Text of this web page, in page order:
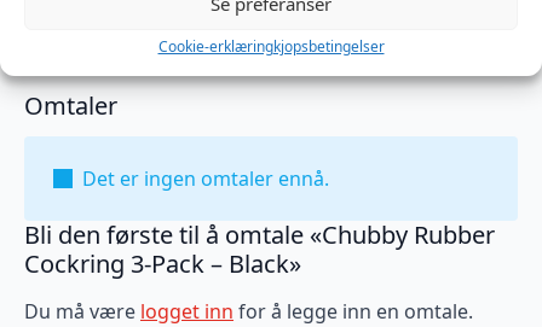
Cookie-erklæringkjopsbetingelser
Omtaler
Det er ingen omtaler ennå.
Bli den første til å omtale «Chubby Rubber
Cockring 3-Pack – Black»
Du må være logget inn for å legge inn en omtale.